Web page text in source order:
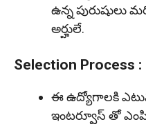
ఉన్న పురుషులు
అర్హులే.
Selection Process :
ఈ ఉద్యోగాలకి
ఇంటర్వూస్ తో